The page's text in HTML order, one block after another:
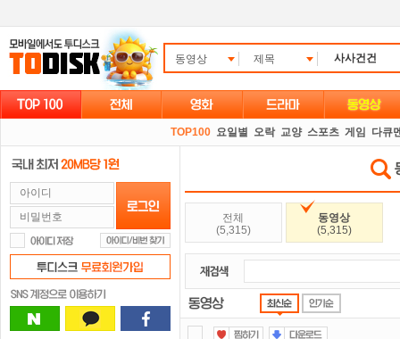
동영상 제목
TOP100 요일별 오락 교양 스포츠 게임 다큐
전체
(5,315)
동영상
(5,315)